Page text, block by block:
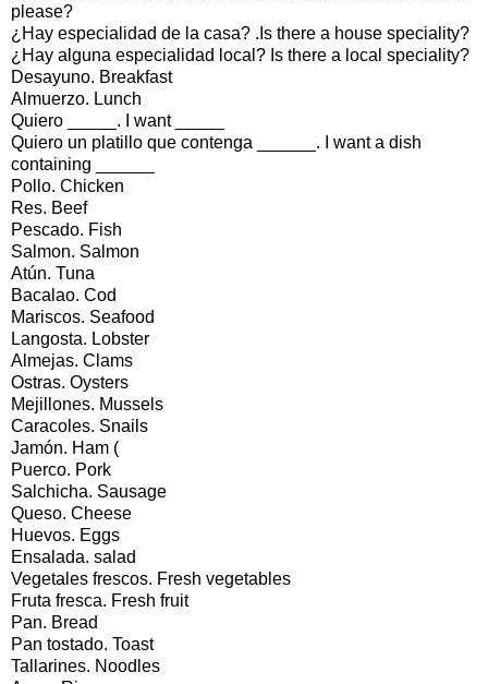
please?
¿Hay especialidad de la casa? .Is there a house speciality?
¿Hay alguna especialidad local? Is there a local speciality?
Desayuno. Breakfast
Almuerzo. Lunch
Quiero _____. I want _____
Quiero un platillo que contenga ______. I want a dish
containing ______
Pollo. Chicken
Res. Beef
Pescado. Fish
Salmon. Salmon
Atún. Tuna
Bacalao. Cod
Mariscos. Seafood
Langosta. Lobster
Almejas. Clams
Ostras. Oysters
Mejillones. Mussels
Caracoles. Snails
Jamón. Ham (
Puerco. Pork
Salchicha. Sausage
Queso. Cheese
Huevos. Eggs
Ensalada. salad
Vegetales frescos. Fresh vegetables
Fruta fresca. Fresh fruit
Pan. Bread
Pan tostado. Toast
Tallarines. Noodles